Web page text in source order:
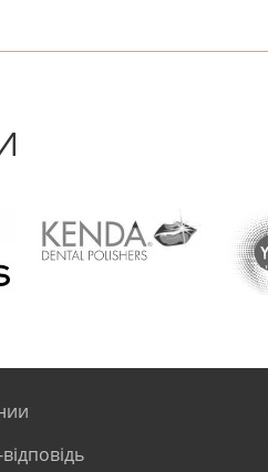
хто напише відгук.